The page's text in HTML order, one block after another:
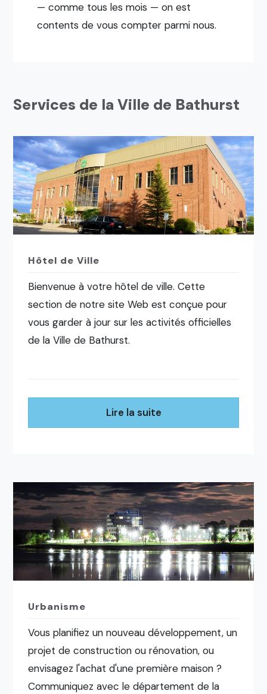
— comme tous les mois — on est
contents de vous compter parmi nous.
Services de la Ville de Bathurst
Hôtel de Ville
Bienvenue à votre hôtel de ville. Cette
section de notre site Web est conçue pour
vous garder à jour sur les activités officielles
de la Ville de Bathurst.
Lire la suite
Urbanisme
Vous planifiez un nouveau développement, un
projet de construction ou rénovation, ou
envisagez l'achat d'une première maison ?
Communiquez avec le département de la